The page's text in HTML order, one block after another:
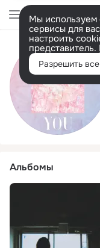
Мы используем
сервисы для
настроить
представитель.
Разрешить все
Альбомы